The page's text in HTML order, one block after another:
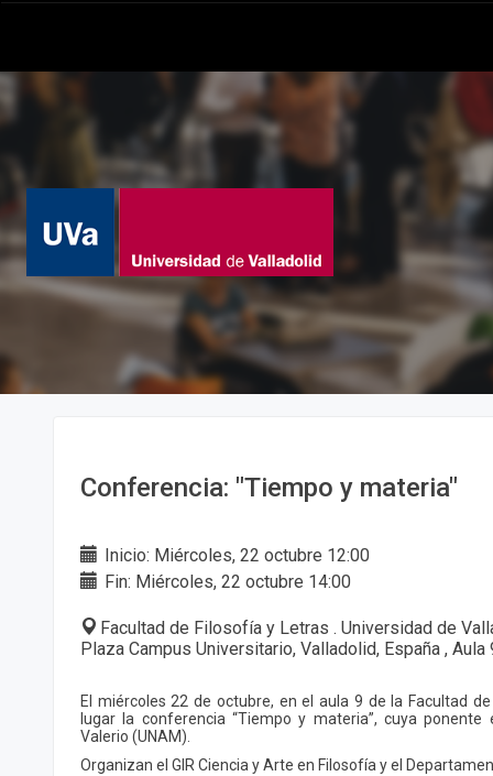
Conferencia: "Tiempo y materia"
Inicio: Miércoles, 22 octubre 12:00
Fin: Miércoles, 22 octubre 14:00
Facultad de Filosofía y Letras . Universidad de
Plaza Campus Universitario, Valladolid, España , Aula
El miércoles 22 de octubre, en el aula 9 de la Facultad
lugar la conferencia “Tiempo y materia”, cuya ponente
Valerio (UNAM).
Organizan el GIR Ciencia y Arte en Filosofía y el